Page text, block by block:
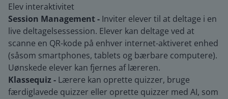
Elev interaktivitet
Session Management - Inviter elever til at deltage i en
live deltagelsessession. Elever kan deltage ved at
scanne en QR-kode på enhver internet-aktiveret enhed
(såsom smartphones, tablets og bærbare computere).
Uønskede elever kan fjernes af læreren.
Klassequiz - Lærere kan oprette quizzer, bruge
færdiglavede quizzer eller oprette quizzer med AI, som